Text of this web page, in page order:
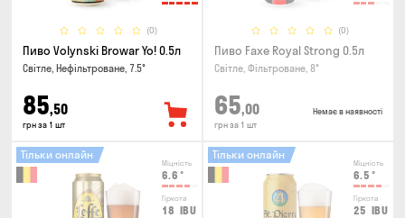
(0)
Пиво Volynski Browar Yo! 0.5л
Світле, Нефільтроване, 7.5°
85,50
грн за 1 шт
(0)
Пиво Faxe Royal Strong 0.5л
Світле, Фільтроване, 8°
65,00
грн за 1 шт
Немає в наявності
Міцність
6.6 °
Гіркота
18 IBU
Тільки онлайн
Міцність
6.5 °
Гіркота
25 IBU
Тільки онлайн